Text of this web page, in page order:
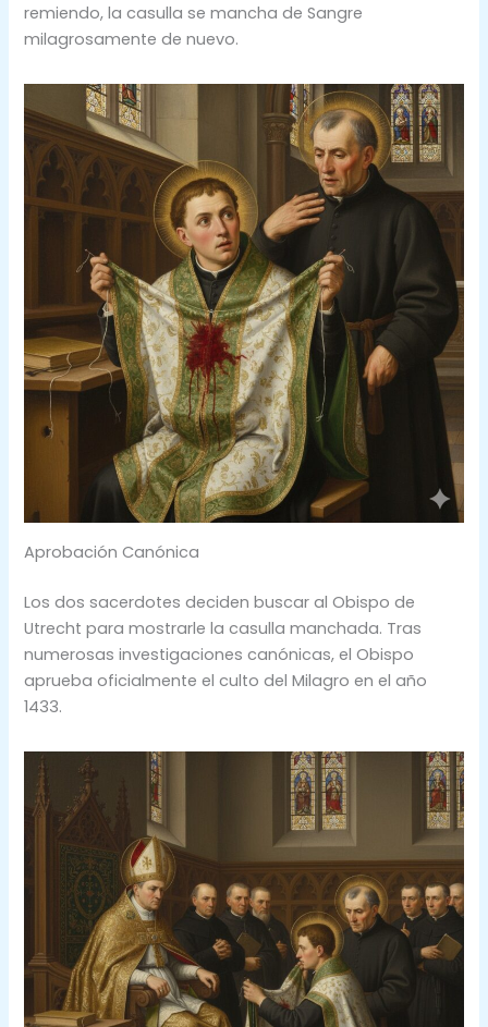
remiendo, la casulla se mancha de Sangre
milagrosamente de nuevo.
Aprobación Canónica
Los dos sacerdotes deciden buscar al Obispo de
Utrecht para mostrarle la casulla manchada. Tras
numerosas investigaciones canónicas, el Obispo
aprueba oficialmente el culto del Milagro en el año
1433.